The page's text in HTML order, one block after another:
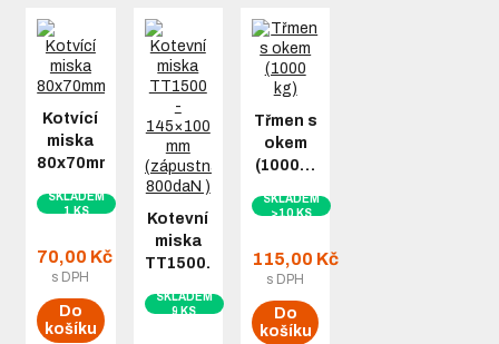
Kotvící
miska
80x70mm
SKLADEM
1 KS
70,00 Kč
s DPH
Do
košíku
Kotevní
miska
TT1500…
SKLADEM
9 KS
Třmen s
okem
(1000…
SKLADEM
>10 KS
115,00 Kč
s DPH
Do
košíku